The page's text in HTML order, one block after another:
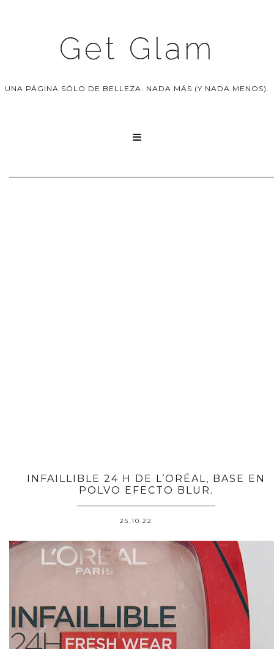
Get Glam
UNA PÁGINA SÓLO DE BELLEZA. NADA MÁS (Y NADA MENOS).

INFAILLIBLE 24 H DE L’ORÉAL, BASE EN
POLVO EFECTO BLUR.
25.10.22